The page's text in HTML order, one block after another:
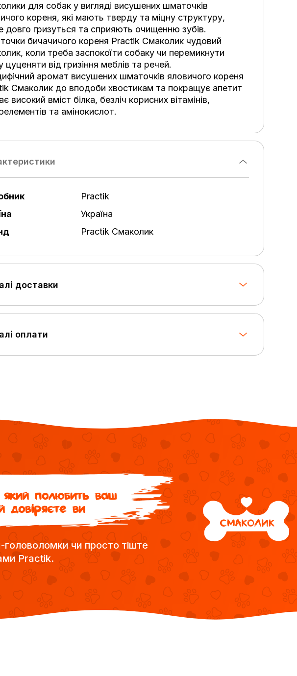
для собак у вигляді висушених шматочків
кореня, які мають тверду та міцну структуру,
довго гризуться та сприяють очищенню зубів.
бичачичого кореня Practik Смаколик чудовий
коли треба заспокоїти собаку чи перемикнути
цуценяти від гризіння меблів та речей.
аромат висушених шматочків яловичого кореня
Смаколик до вподоби хвостикам та покращує апетит
високий вміст білка, безліч корисних вітамінів,
та амінокислот.
Practik
Україна
Practik Смаколик
доставки
оплати
полюбить ваш
довіряєте ви
чи просто тіште
Practik.